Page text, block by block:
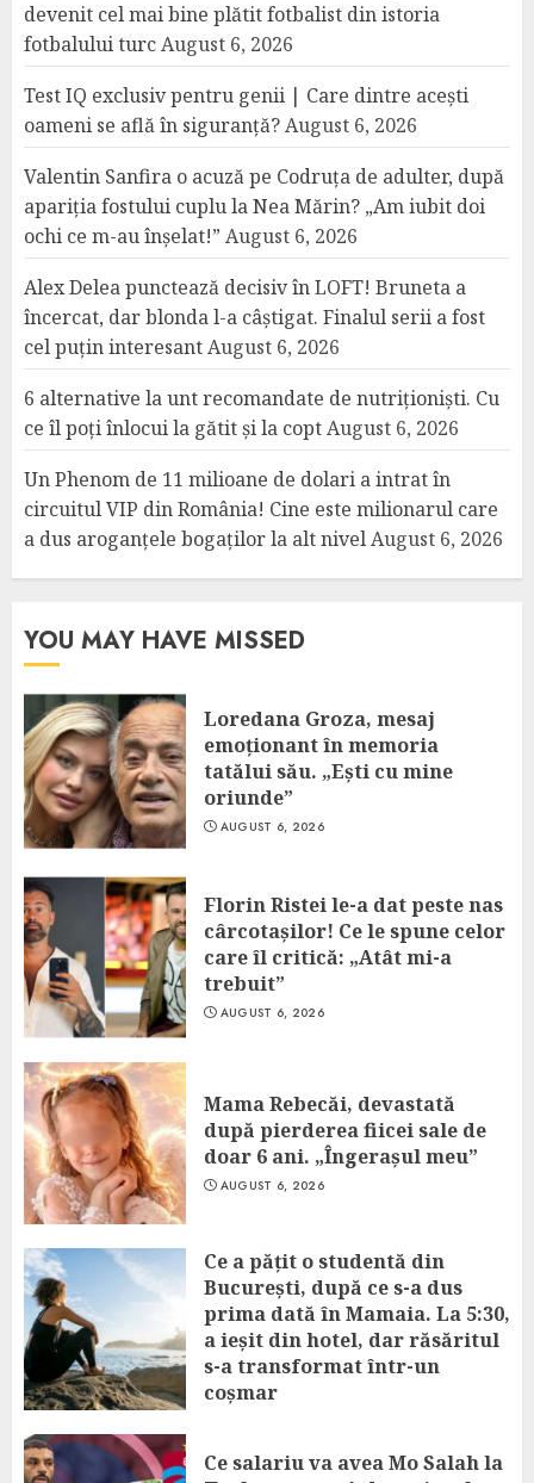
devenit cel mai bine plătit fotbalist din istoria
fotbalului turcAugust 6, 2026
Test IQ exclusiv pentru genii | Care dintre acești
oameni se află în siguranță?August 6, 2026
Valentin Sanfira o acuză pe Codruța de adulter, după
apariția fostului cuplu la Nea Mărin? „Am iubit doi
ochi ce m-au înșelat!” August 6, 2026
Alex Delea punctează decisiv în LOFT! Bruneta a
încercat, dar blonda l-a câștigat. Finalul serii a fost
cel puțin interesantAugust 6, 2026
6 alternative la unt recomandate de nutriționiști. Cu
ce îl poți înlocui la gătit și la coptAugust 6, 2026
Un Phenom de 11 milioane de dolari a intrat în
circuitul VIP din România! Cine este milionarul care
a dus aroganțele bogaților la alt nivelAugust 6, 2026
YOU MAY HAVE MISSED
Loredana Groza, mesaj
emoționant în memoria
tatălui său. „Ești cu mine
oriunde”
AUGUST 6, 2026
Florin Ristei le-a dat peste nas
cârcotașilor! Ce le spune celor
care îl critică: „Atât mi-a
trebuit”
AUGUST 6, 2026
Mama Rebecăi, devastată
după pierderea fiicei sale de
doar 6 ani. „Îngerașul meu”
AUGUST 6, 2026
Ce a pățit o studentă din
București, după ce s-a dus
prima dată în Mamaia. La 5:30,
a ieșit din hotel, dar răsăritul
s-a transformat într-un
coșmar
Ce salariu va avea Mo Salah la